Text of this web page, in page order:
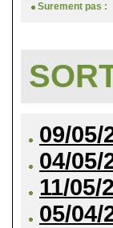
Surement pas :
09/05/
04/05/
11/05/
05/04/